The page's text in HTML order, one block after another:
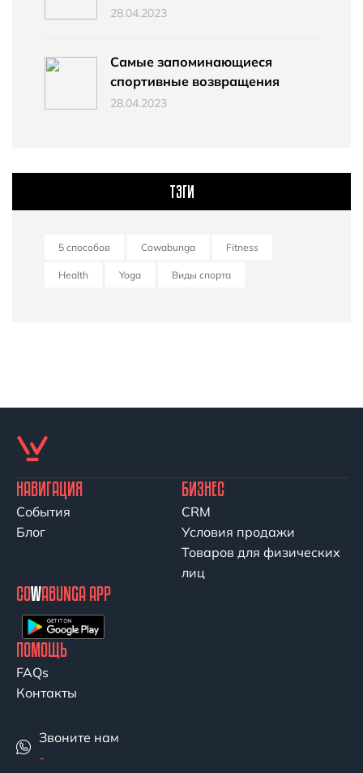
28.04.2023
Самые запоминающиеся
спортивные возвращения
28.04.2023
ТЭГИ
5 способов Cowabunga Fitness
Health Yoga Виды спорта
НАВИГАЦИЯ
События
Блог
БИЗНЕС
CRM
Условия продажи
Товаров для физических
лиц
COWABUNGA APP
ПОМОЩЬ
FAQs
Контакты
Звоните нам
-